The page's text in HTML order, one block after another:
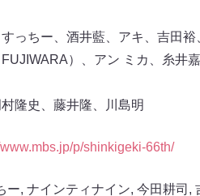
っちー、酒井藍、アキ、吉田
）、アン ミカ、糸井
隆史、藤井隆、川島明
p/shinkigeki-66th/
ー, ナインティナイン, 今田耕司 ,